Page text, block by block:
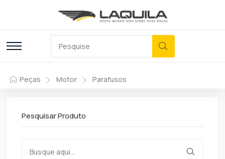
Peças Motor Parafusos
Pesquisar Produto